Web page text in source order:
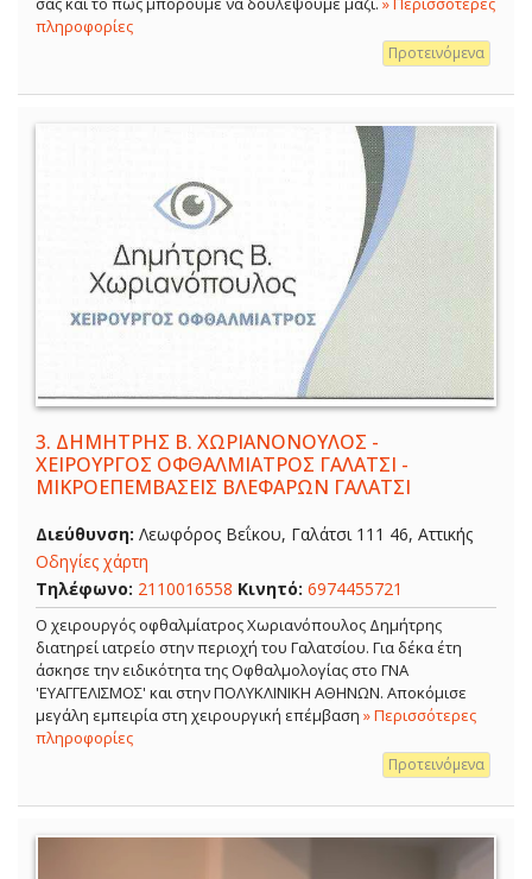
πληροφορίες
Προτεινόμενα
3. ΔΗΜΗΤΡΗΣ Β. ΧΩΡΙΑΝΟΝΟΥΛΟΣ -
ΧΕΙΡΟΥΡΓΟΣ ΟΦΘΑΛΜΙΑΤΡΟΣ ΓΑΛΑΤΣΙ -
ΜΙΚΡΟΕΠΕΜΒΑΣΕΙΣ ΒΛΕΦΑΡΩΝ ΓΑΛΑΤΣΙ
Διεύθυνση: Λεωφόρος Βεΐκου, Γαλάτσι 111 46, Αττικής
Οδηγίες χάρτη
Τηλέφωνο: 2110016558 Κινητό: 6974455721
Ο χειρουργός οφθαλμίατρος Χωριανόπουλος Δημήτρης
διατηρεί ιατρείο στην περιοχή του Γαλατσίου. Για δέκα έτη
άσκησε την ειδικότητα της Οφθαλμολογίας στο ΓΝΑ
'ΕΥΑΓΓΕΛΙΣΜΟΣ' και στην ΠΟΛΥΚΛΙΝΙΚΗ ΑΘΗΝΩΝ. Αποκόμισε
μεγάλη εμπειρία στη χειρουργική επέμβαση » Περισσότερες
πληροφορίες
Προτεινόμενα